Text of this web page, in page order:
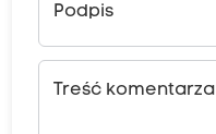
Podpis
Treść komentarza